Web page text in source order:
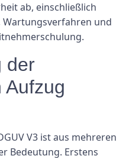
ab, einschließlich
und
der
Aufzug
V3 ist aus mehreren
Bedeutung. Erstens